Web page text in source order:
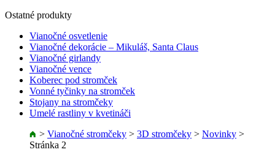
Ostatné produkty
Vianočné osvetlenie
Vianočné dekorácie – Mikuláš, Santa Claus
Vianočné girlandy
Vianočné vence
Koberec pod stromček
Vonné tyčinky na stromček
Stojany na stromčeky
Umelé rastliny v kvetináči
> Vianočné stromčeky > 3D stromčeky > Novinky >
Stránka 2